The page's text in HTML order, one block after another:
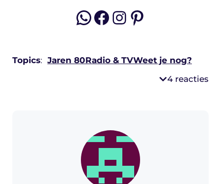
WhatsApp
Facebook
Instagram
Pinterest
Topics: Jaren 80Radio & TVWeet je nog?
4 reacties